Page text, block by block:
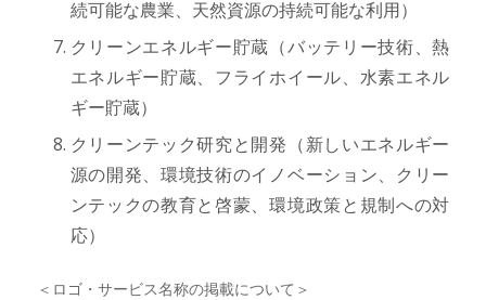
続可能な農業、天然資源の持続可能な利用）
クリーンエネルギー貯蔵（バッテリー技術、熱
エネルギー貯蔵、フライホイール、水素エネル
ギー貯蔵）
クリーンテック研究と開発（新しいエネルギー
源の開発、環境技術のイノベーション、クリー
ンテックの教育と啓蒙、環境政策と規制への対
応）
＜ロゴ・サービス名称の掲載について＞